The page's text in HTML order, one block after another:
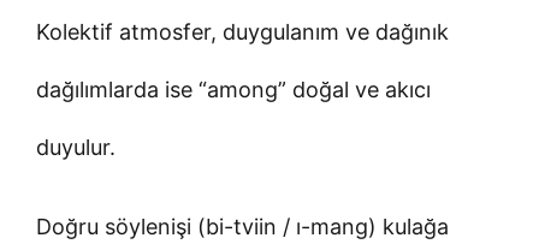
Kolektif atmosfer, duygulanım ve dağınık
dağılımlarda ise “among” doğal ve akıcı
duyulur.
Doğru söylenişi (bi-tviin / ı-mang) kulağa